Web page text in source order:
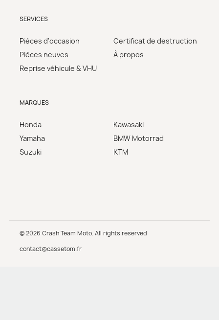
SERVICES
Pièces d'occasion
Pièces neuves
Reprise véhicule & VHU
Certificat de destruction
À propos
MARQUES
Honda
Yamaha
Suzuki
Kawasaki
BMW Motorrad
KTM
© 2026 Crash Team Moto. All rights reserved
contact@cassetom.fr